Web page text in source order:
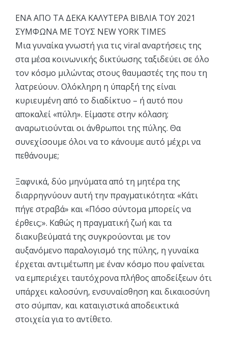
ΕΝΑ ΑΠΟ ΤΑ ΔΕΚΑ ΚΑΛΥΤΕΡΑ ΒΙΒΛΙΑ ΤΟΥ 2021
ΣΥΜΦΩΝΑ ΜΕ ΤΟΥΣ NEW YORK TIMES
Μια γυναίκα γνωστή για τις viral αναρτήσεις της
στα μέσα κοινωνικής δικτύωσης ταξιδεύει σε όλο
τον κόσμο μιλώντας στους θαυμαστές της που τη
λατρεύουν. Ολόκληρη η ύπαρξή της είναι
κυριευμένη από το διαδίκτυο – ή αυτό που
αποκαλεί «πύλη». Είμαστε στην κόλαση;
αναρωτιούνται οι άνθρωποι της πύλης. Θα
συνεχίσουμε όλοι να το κάνουμε αυτό μέχρι να
πεθάνουμε;
Ξαφνικά, δύο μηνύματα από τη μητέρα της
διαρρηγνύουν αυτή την πραγματικότητα: «Κάτι
πήγε στραβά» και «Πόσο σύντομα μπορείς να
έρθεις;». Καθώς η πραγματική ζωή και τα
διακυβεύματά της συγκρούονται με τον
αυξανόμενο παραλογισμό της πύλης, η γυναίκα
έρχεται αντιμέτωπη με έναν κόσμο που φαίνεται
να εμπεριέχει ταυτόχρονα πλήθος αποδείξεων ότι
υπάρχει καλοσύνη, ενσυναίσθηση και δικαιοσύνη
στο σύμπαν, και καταιγιστικά αποδεικτικά
στοιχεία για το αντίθετο.